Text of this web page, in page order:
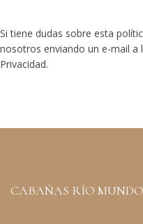
Si tiene dudas sobre esta
nosotros enviando un e-mail a
Privacidad.
CABAÑAS RÍO MUNDO